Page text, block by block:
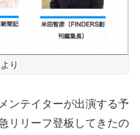
り
ンテイターが出演する予
リリーフ登板してきたの